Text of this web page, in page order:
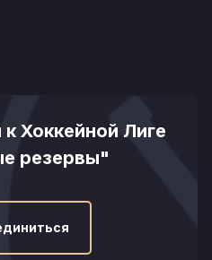
Хоккейной Лиге
резервы"